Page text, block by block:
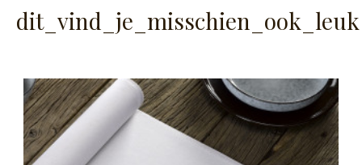
dit_vind_je_misschien_ook_leuk